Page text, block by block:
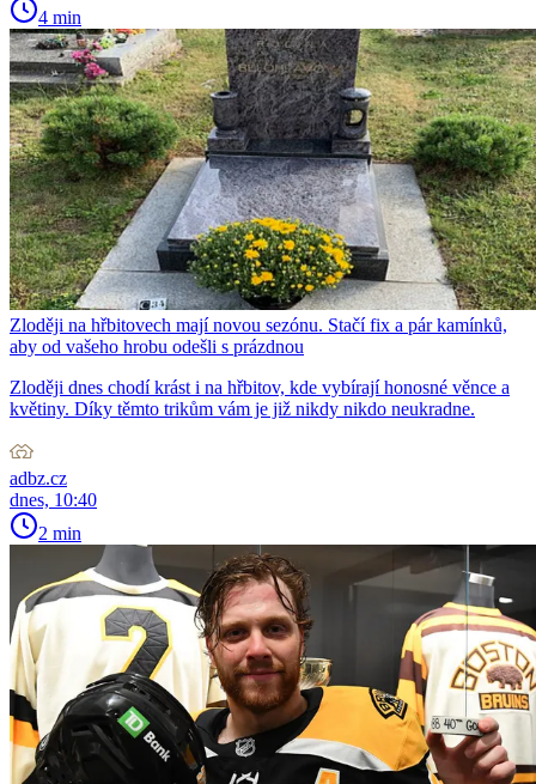
4 min
Zloději na hřbitovech mají novou sezónu. Stačí fix a pár kamínků,
aby od vašeho hrobu odešli s prázdnou
Zloději dnes chodí krást i na hřbitov, kde vybírají honosné věnce a
květiny. Díky těmto trikům vám je již nikdy nikdo neukradne.
adbz.cz
dnes, 10:40
2 min